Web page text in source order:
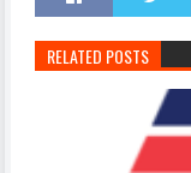
RELATED POSTS